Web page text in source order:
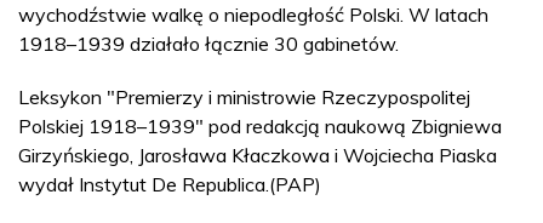
wychodźstwie walkę o niepodległość Polski. W latach
1918–1939 działało łącznie 30 gabinetów.
Leksykon "Premierzy i ministrowie Rzeczypospolitej
Polskiej 1918–1939" pod redakcją naukową Zbigniewa
Girzyńskiego, Jarosława Kłaczkowa i Wojciecha Piaska
wydał Instytut De Republica.(PAP)